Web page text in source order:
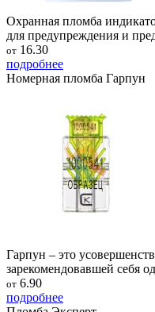
Охранная пломба
для предупреждения и
от 16.30
подробнее
Номерная пломба Гарпун
Гарпун – это
зарекомендовавшей себя
от 6.90
подробнее